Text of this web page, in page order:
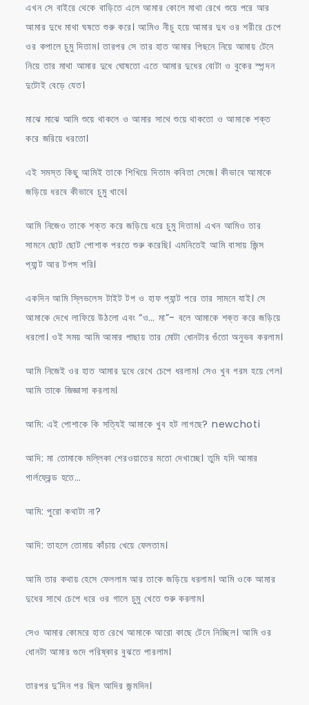
এখন সে বাইরে থেকে বাড়িতে এলে আমার কোলে মাথা রেখে শুয়ে পরে আর
আমার দুধে মাথা ঘষতে শুরু করে। আমিও নীচু হয়ে আমার দুধ ওর শরীরে চেপে
ওর কপালে চুমু দিতাম। তারপর সে তার হাত আমার পিছনে নিয়ে আমায় টেনে
নিয়ে তার মাথা আমার দুধে ঘোষতো এতে আমার দুধের বোটা ও বুকের স্পন্দন
দুটোই বেড়ে যেত।
মাঝে মাঝে আমি শুয়ে থাকলে ও আমার সাথে শুয়ে থাকতো ও আমাকে শক্ত
করে জরিয়ে ধরতো।
এই সমস্ত কিছু আমিই তাকে শিখিয়ে দিতাম কবিতা সেজে। কীভাবে আমাকে
জড়িয়ে ধরবে কীভাবে চুমু খাবে।
আমি নিজেও তাকে শক্ত করে জড়িয়ে ধরে চুমু দিতাম। এখন আমিও তার
সামনে ছোট ছোট পোশাক পরতে শুরু করেছি। এমনিতেই আমি বাসায় জিন্স
প্যান্ট আর টপস পরি।
একদিন আমি স্লিভলেস টাইট টপ ও হাফ প্যান্ট পরে তার সামনে যাই। সে
আমাকে দেখে লাফিয়ে উঠলো এবং “ও… মা”- বলে আমাকে শক্ত করে জড়িয়ে
ধরলো। ওই সময় আমি আমার পাছায় তার মোটা ধোনটার গুঁতো অনুভব করলাম।
আমি নিজেই ওর হাত আমার দুধে রেখে চেপে ধরলাম। সেও খুব গরম হয়ে গেল।
আমি তাকে জিজ্ঞাসা করলাম।
আমি: এই পোশাকে কি সত্যিই আমাকে খুব হট লাগছে? newchoti
আদি: মা তোমাকে মল্লিকা শেরওয়াতের মতো দেখাচ্ছে। তুমি যদি আমার
গার্লফ্রেন্ড হতে…
আমি: পুরো কথাটা না?
আদি: তাহলে তোমায় কাঁচায় খেয়ে ফেলতাম।
আমি তার কথায় হেসে ফেললাম আর তাকে জড়িয়ে ধরলাম। আমি ওকে আমার
দুধের সাথে চেপে ধরে ওর গালে চুমু খেতে শুরু করলাম।
সেও আমার কোমরে হাত রেখে আমাকে আরো কাছে টেনে নিচ্ছিল। আমি ওর
ধোনটা আমার গুদে পরিষ্কার বুঝতে পারলাম।
তারপর দু’দিন পর ছিল আদির জন্মদিন।